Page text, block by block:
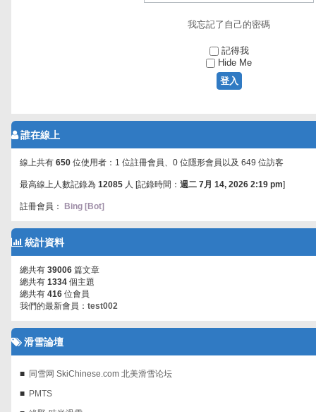
我忘記了自己的密碼
記得我
Hide Me
誰在線上
線上共有 650 位使用者：1 位註冊會員、0 位隱形會員以及 649 位訪客
最高線上人數記錄為 12085 人 [記錄時間： 週二 7月 14, 2026 2:19 pm]
註冊會員： Bing [Bot]
統計資料
總共有 39006 篇文章
總共有 1334 個主題
總共有 416 位會員
我們的最新會員： test002
滑雪論壇
同雪网 SkiChinese.com 北美滑雪论坛
PMTS